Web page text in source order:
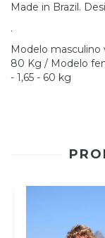
Made in Brazil.
.
Modelo masculino
80 Kg / Modelo
- 1,65 - 60 kg